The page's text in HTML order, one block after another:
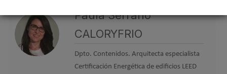
Paula Serrano
CALORYFRIO
Dpto. Contenidos. Arquitecta especialista
Certificación Energética de edificios LEED